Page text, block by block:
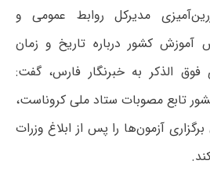
مدیرکل روابط عمومی و
کشور درباره تاریخ و زمان
فوق الذکر به خبرنگار فارس، گفت:
تابع مصوبات ستاد ملی کروناست،
آزمون‌ها را پس از ابلاغ وزرات